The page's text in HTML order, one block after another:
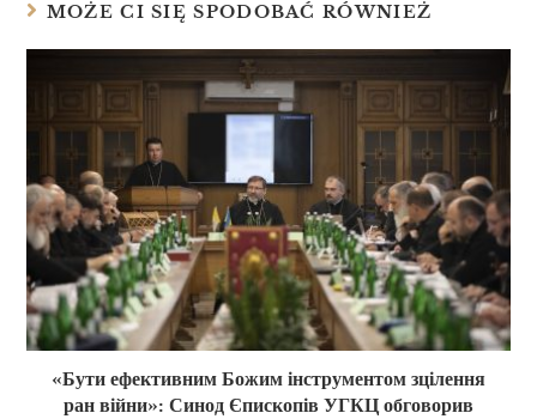
MOŻE CI SIĘ SPODOBAĆ RÓWNIEŻ
«Бути ефективним Божим інструментом зцілення
ран війни»: Синод Єпископів УГКЦ обговорив